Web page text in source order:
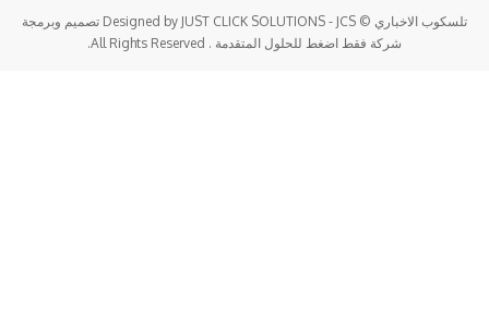
تلسكوب الاخباري © Designed by JUST CLICK SOLUTIONS - JCS تصميم وبرمجة
شركة فقط اضغط للحلول المتقدمة . All Rights Reserved.